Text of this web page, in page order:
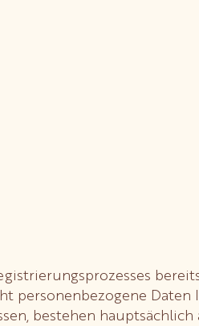
personenbezogene Daten
bestehen